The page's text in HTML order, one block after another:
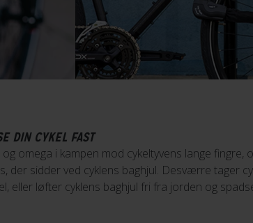
DIN CYKEL FAST
omega i kampen mod cykeltyvens lange
der sidder ved cyklens baghjul. Desværre tager
eller løfter cyklens baghjul fri fra jorden og